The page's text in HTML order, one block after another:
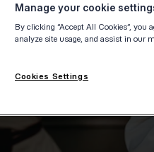
betalingen
betalingen in
Manage your cookie
By clicking “Accept All Cookies”, you
analyze site usage, and assist in our
Cookies Settings